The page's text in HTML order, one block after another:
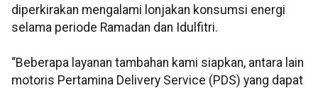
diperkirakan mengalami lonjakan konsumsi energi
selama periode Ramadan dan Idulfitri.
“Beberapa layanan tambahan kami siapkan, antara lain
motoris Pertamina Delivery Service (PDS) yang dapat